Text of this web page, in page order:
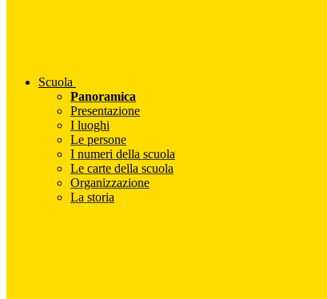
Scuola
Panoramica
Presentazione
I luoghi
Le persone
I numeri della scuola
Le carte della scuola
Organizzazione
La storia